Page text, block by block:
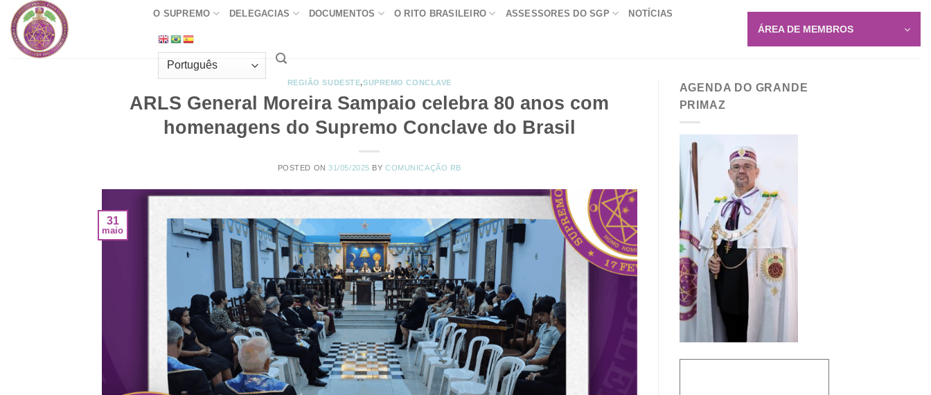
Skip
content
O SUPREMO DELEGACIAS DOCUMENTOS O RITO BRASILEIRO ASSESSORES DO SGP NOTÍCIAS
ÁREA DE MEMBROS
REGIÃO SUDESTE,SUPREMO CONCLAVE
ARLS General Moreira Sampaio celebra 80 anos com
homenagens do Supremo Conclave do Brasil
POSTED ON31/05/2025 BYCOMUNICAÇÃO RB
31
maio
AGENDA DO GRANDE
PRIMAZ